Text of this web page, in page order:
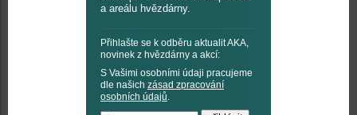
a areálu hvězdárny.
Přihlašte se k odběru aktualit AKA,
novinek z hvězdárny a akcí:
S Vašimi osobními údaji pracujeme
dle našich zásad zpracování
osobních údajů.